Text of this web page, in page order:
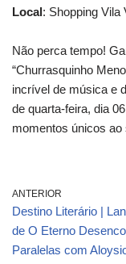
Local: Shopping Vila
Não perca tempo!
“Churrasquinho
incrível de música e
de quarta-feira, dia
momentos únicos
ANTERIOR
Destino Literário |
de O Eterno
Paralelas com